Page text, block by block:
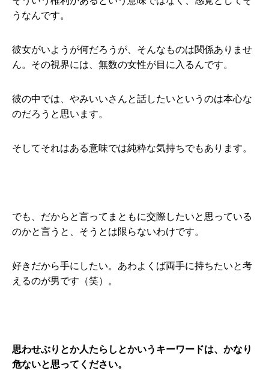
うなんです。
彼女がいようが何だろうが、そんなものは関係ありませ
ん。その視界には、無数の女性が目に入るんです。
彼の中では、やみいいさんと話したいというのは本心な
のだろうと思います。
そしてそれはある意味では純粋な気持ちでもあります。
でも、だからと言ってまともに交際したいと思っている
のかと言うと、そうとは限らないわけです。
好きだから手にしたい。あわよくば両手に持ちたいと考
えるのが男です（笑）。
思わせぶりとか人たらしとかいうキーワードは、かなり
危ないと思ってください。